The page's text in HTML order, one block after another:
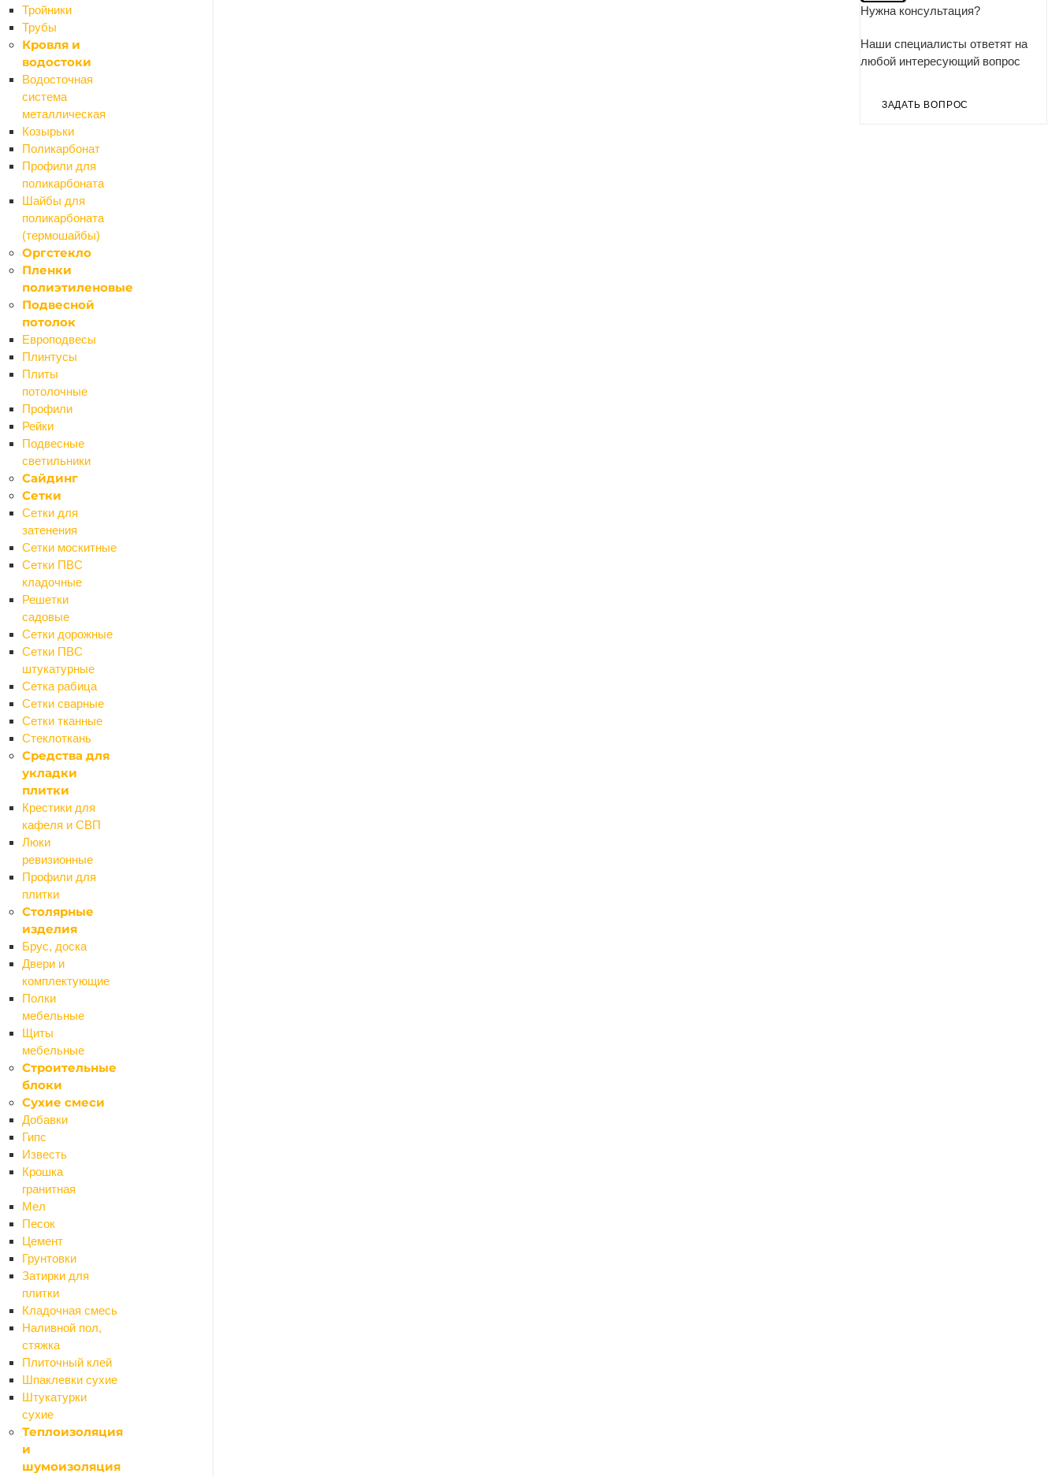
Тройники
Трубы
Кровля и
водостоки
Водосточная
система
металлическая
Козырьки
Поликарбонат
Профили для
поликарбоната
Шайбы для
поликарбоната
(термошайбы)
Оргстекло
Пленки
полиэтиленовые
Подвесной
потолок
Европодвесы
Плинтусы
Плиты
потолочные
Профили
Рейки
Подвесные
светильники
Сайдинг
Сетки
Сетки для
затенения
Сетки москитные
Сетки ПВС
кладочные
Решетки
садовые
Сетки дорожные
Сетки ПВС
штукатурные
Сетка рабица
Сетки сварные
Сетки тканные
Стеклоткань
Средства для
укладки
плитки
Крестики для
кафеля и СВП
Люки
ревизионные
Профили для
плитки
Столярные
изделия
Брус, доска
Двери и
комплектующие
Полки
мебельные
Щиты
мебельные
Строительные
блоки
Сухие смеси
Добавки
Гипс
Известь
Крошка
гранитная
Мел
Песок
Цемент
Грунтовки
Затирки для
плитки
Кладочная смесь
Наливной пол,
стяжка
Плиточный клей
Шпаклевки сухие
Штукатурки
сухие
Теплоизоляция
и
шумоизоляция
Нужна консультация?
Наши специалисты ответят на
любой интересующий вопрос
ЗАДАТЬ ВОПРОС